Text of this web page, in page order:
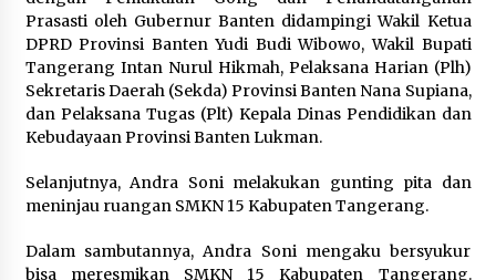
Di Forum Internasional Majelis
Persaudaraan Manusia, Megawati
Soekarnoputri Tegaskan
Dominasi, Tapi Merawat Dan
Merangkul
Prasasti oleh Gubernur Banten didampingi Wakil Ketua
DPRD Provinsi Banten Yudi Budi Wibowo, Wakil Bupati
Tangerang Intan Nurul Hikmah, Pelaksana Harian (Plh)
Sekretaris Daerah (Sekda) Provinsi Banten Nana Supiana,
dan Pelaksana Tugas (Plt) Kepala Dinas Pendidikan dan
Kebudayaan Provinsi Banten Lukman.
Selanjutnya, Andra Soni melakukan gunting pita dan
meninjau ruangan SMKN 15 Kabupaten Tangerang.
Dalam sambutannya, Andra Soni mengaku bersyukur
bisa meresmikan SMKN 15 Kabupaten Tangerang.